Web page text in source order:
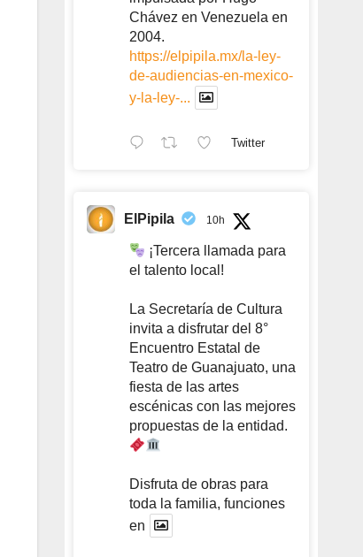
Chávez en Venezuela en
2004.
https://elpipila.mx/la-ley-
de-audiencias-en-mexico-
y-la-ley-...
Twitter
ElPipila 10h
¡Tercera llamada para
el talento local!
La Secretaría de Cultura
invita a disfrutar del 8°
Encuentro Estatal de
Teatro de Guanajuato, una
fiesta de las artes
escénicas con las mejores
propuestas de la entidad.
Disfruta de obras para
toda la familia, funciones
en